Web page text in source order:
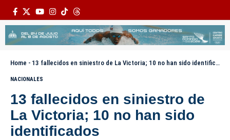
Home - 13 fallecidos en siniestro de La Victoria; 10 no han sido identificados
NACIONALES
13 fallecidos en siniestro de
La Victoria; 10 no han sido
identificados